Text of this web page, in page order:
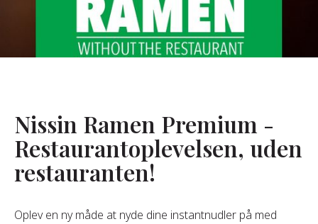
Ofte
Nissin Ramen Premium -
Restaurantoplevelsen, uden
restauranten!
Oplev en ny måde at nyde dine instantnudler på med